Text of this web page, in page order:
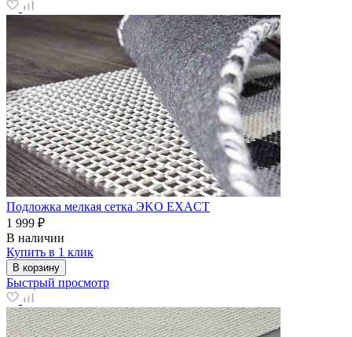
Подложка мелкая сетка ЭKO EXACT
1 999 ₽
В наличии
Купить в 1 клик
В корзину
Быстрый просмотр